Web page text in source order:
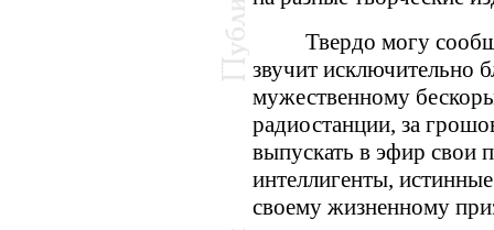
Твердо могу
звучит исключительно
мужественному
радиостанции, за
выпускать в эфир свои
интеллигенты,
своему жизненному